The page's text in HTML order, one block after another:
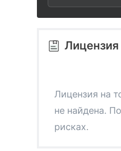
2
3
5
6
2
3
5
Лицензия на
не найдена.
рисках.